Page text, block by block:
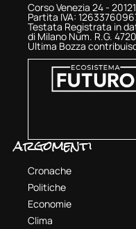
Corso Venezia 24 -
Partita IVA:
Testata Registrata in
di Milano Num. R.G.
Ultima Bozza
argomenti
Cronache
Politiche
Economie
Clima